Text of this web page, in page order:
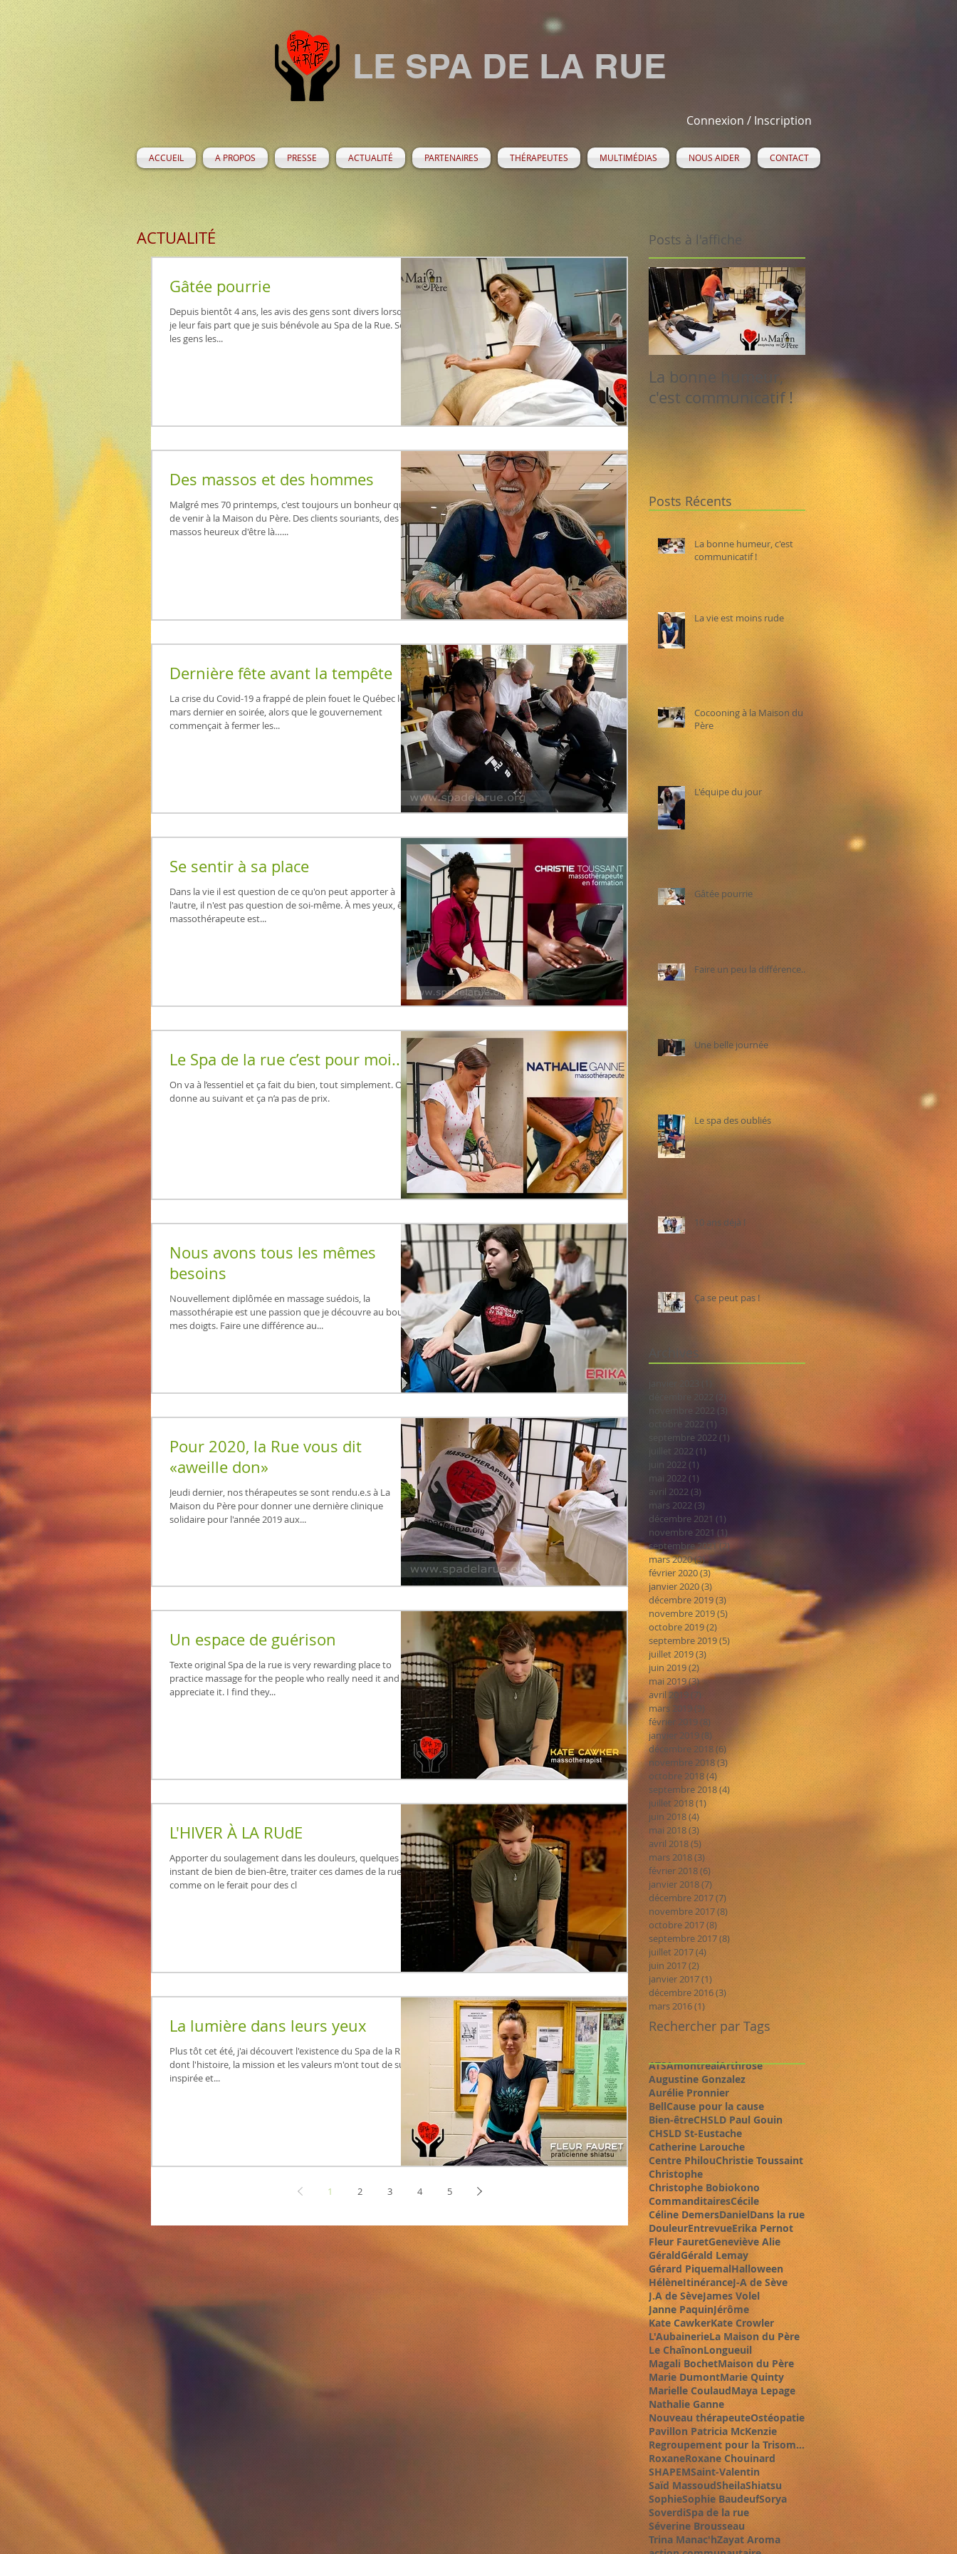
LE SPA DE LA RUE
Connexion / Inscription
ACCUEIL A PROPOS PRESSE ACTUALITÉ PARTENAIRES THÉRAPEUTES MULTIMÉDIAS NOUS AIDER CONTACT
ACTUALITÉ
Gâtée pourrie
Depuis bientôt 4 ans, les avis des gens sont divers lorsque
je leur fais part que je suis bénévole au Spa de la Rue. Selon
les gens les...
Des massos et des hommes
Malgré mes 70 printemps, c'est toujours un bonheur que
de venir à la Maison du Père. Des clients souriants, des
massos heureux d'être là…...
Dernière fête avant la tempête
La crise du Covid-19 a frappé de plein fouet le Québec le 12
mars dernier en soirée, alors que le gouvernement
commençait à fermer les...
Se sentir à sa place
Dans la vie il est question de ce qu'on peut apporter à
l'autre, il n'est pas question de soi-même. À mes yeux, être
massothérapeute est...
Le Spa de la rue c’est pour moi...
On va à l’essentiel et ça fait du bien, tout simplement. On
donne au suivant et ça n’a pas de prix.
Nous avons tous les mêmes
besoins
Nouvellement diplômée en massage suédois, la
massothérapie est une passion que je découvre au bout de
mes doigts. Faire une différence au...
Pour 2020, la Rue vous dit
«aweille don»
Jeudi dernier, nos thérapeutes se sont rendu.e.s à La
Maison du Père pour donner une dernière clinique
solidaire pour l'année 2019 aux...
Un espace de guérison
Texte original Spa de la rue is very rewarding place to
practice massage for the people who really need it and
appreciate it. I find they...
L'HIVER À LA RUdE
Apporter du soulagement dans les douleurs, quelques
instant de bien de bien-être, traiter ces dames de la rue
comme on le ferait pour des cl
La lumière dans leurs yeux
Plus tôt cet été, j'ai découvert l'existence du Spa de la Rue
dont l'histoire, la mission et les valeurs m'ont tout de suite
inspirée et...
1 2 3 4 5
Posts à l'affiche
La bonne humeur,
c'est communicatif !
La vie est moins
Posts Récents
La bonne humeur, c'est
communicatif !
La vie est moins rude
Cocooning à la Maison du
Père
L'équipe du jour
Gâtée pourrie
Faire un peu la différence...
Une belle journée
Le spa des oubliés
10 ans déjà !
Ça se peut pas !
Archives
1 post
décembre 2022 (2)
novembre 2022 (3) 3 posts
octobre 2022 (1)
septembre 2022 (1)
juillet 2022 (1)
juin 2022 (1)
mai 2022(1)
avril 2022(3)
mars 2022(3)
décembre 2021 (1)
novembre 2021 (1)
septembre 2021(2)2 posts
mars 2020(3)3 posts
février 2020(3)3 posts
janvier 2020(3)3 posts
décembre 2019(3)3 posts
novembre 2019(5) 5 posts
octobre 2019(2) 2 posts
septembre 2019(5)5 posts
juillet 2019(3)3 posts
juin 2019(2) 2 posts
mai 2019(3)3 posts
avril 2019 (7)
mars 2019 (9)
février 2019 (8)
janvier 2019(8) 8 posts
décembre 2018(6)6 posts
novembre 2018(3)3 posts
octobre 2018(4)4 posts
septembre 2018(4) 4 posts
juillet 2018(1)1 post
juin 2018(4)4 posts
mai 2018(3)3 posts
avril 2018(5)
mars 2018(3)
février 2018(6)
janvier 2018(7)
décembre 2017(7)
novembre 2017(8)
octobre 2017(8)
septembre 2017(8)
juillet 2017(4)
juin 2017(2)
janvier 2017(1)1 post
décembre 2016(3) 3 posts
mars 2016(1)
Rechercher par Tags
ATSAmontrealArthrose
Augustine Gonzalez
Aurélie Pronnier
BellCause pour la cause
Bien-êtreCHSLD Paul Gouin
CHSLD St-Eustache
Catherine Larouche
Centre PhilouChristie Toussaint
Christophe
Christophe Bobiokono
CommanditairesCécile
Céline DemersDanielDans la rue
DouleurEntrevueErika Pernot
Fleur FauretGeneviève Alie
GéraldGérald Lemay
Gérard PiquemalHalloween
HélèneItinéranceJ-A de Sève
J.A de SèveJames Volel
Janne PaquinJérôme
Kate CawkerKate Crowler
L'AubainerieLa Maison du Père
Le ChaînonLongueuil
Magali BochetMaison du Père
Marie DumontMarie Quinty
Marielle CoulaudMaya Lepage
Nathalie Ganne
Nouveau thérapeuteOstéopatie
Pavillon Patricia McKenzie
Regroupement pour la Trisomie 21
RoxaneRoxane Chouinard
SHAPEMSaint-Valentin
Saïd MassoudSheilaShiatsu
SophieSophie BaudeufSorya
SoverdiSpa de la rue
Séverine Brousseau
Trina Manac'hZayat Aroma